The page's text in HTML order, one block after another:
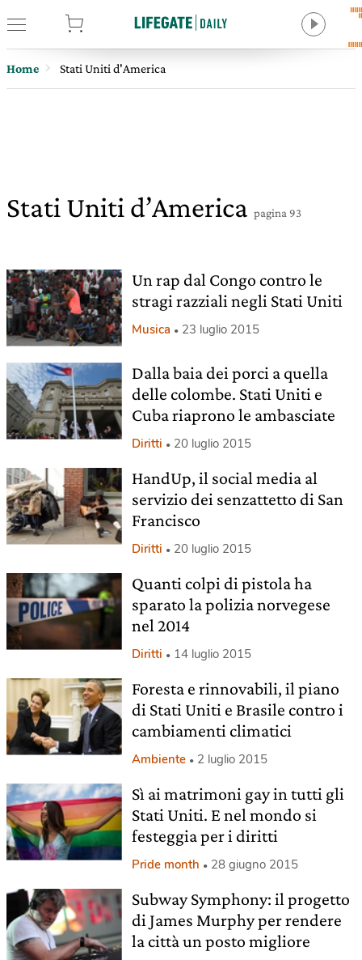
Home Stati Uniti d'America
Stati Uniti d’America pagina 93
Un rap dal Congo contro le
stragi razziali negli Stati Uniti
Musica 23 luglio 2015
Dalla baia dei porci a quella
delle colombe. Stati Uniti e
Cuba riaprono le ambasciate
Diritti 20 luglio 2015
HandUp, il social media al
servizio dei senzattetto di San
Francisco
Diritti 20 luglio 2015
Quanti colpi di pistola ha
sparato la polizia norvegese
nel 2014
Diritti 14 luglio 2015
Foresta e rinnovabili, il piano
di Stati Uniti e Brasile contro i
cambiamenti climatici
Ambiente 2 luglio 2015
Sì ai matrimoni gay in tutti gli
Stati Uniti. E nel mondo si
festeggia per i diritti
Pride month 28 giugno 2015
Subway Symphony: il progetto
di James Murphy per rendere
la città un posto migliore